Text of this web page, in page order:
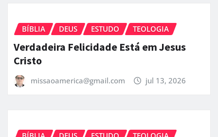
BÍBLIA DEUS ESTUDO TEOLOGIA
Verdadeira Felicidade Está em Jesus
Cristo
missaoamerica@gmail.com jul 13, 2026